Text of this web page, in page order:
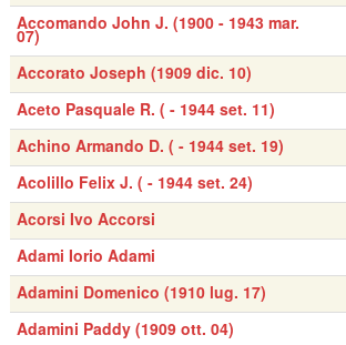
Accomando John J. (1900 - 1943 mar.
07)
Accorato Joseph (1909 dic. 10)
Aceto Pasquale R. ( - 1944 set. 11)
Achino Armando D. ( - 1944 set. 19)
Acolillo Felix J. ( - 1944 set. 24)
Acorsi Ivo Accorsi
Adami Iorio Adami
Adamini Domenico (1910 lug. 17)
Adamini Paddy (1909 ott. 04)